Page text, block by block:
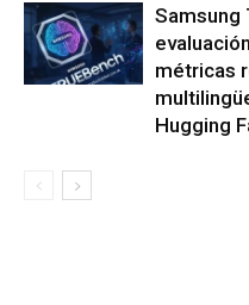
Samsung
métricas
Hugging